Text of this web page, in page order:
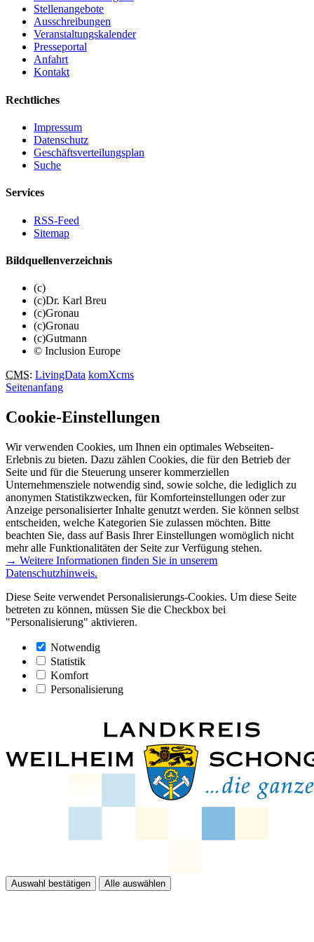
Stellenangebote
Ausschreibungen
Veranstaltungskalender
Presseportal
Anfahrt
Kontakt
Rechtliches
Impressum
Datenschutz
Geschäftsverteilungsplan
Suche
Services
RSS-Feed
Sitemap
Bildquellenverzeichnis
(c)
(c)Dr. Karl Breu
(c)Gronau
(c)Gronau
(c)Gutmann
© Inclusion Europe
CMS: LivingData komXcms
Seitenanfang
Cookie-Einstellungen
Wir verwenden Cookies, um Ihnen ein optimales Webseiten-
Erlebnis zu bieten. Dazu zählen Cookies, die für den Betrieb der
Seite und für die Steuerung unserer kommerziellen
Unternehmensziele notwendig sind, sowie solche, die lediglich zu
anonymen Statistikzwecken, für Komforteinstellungen oder zur
Anzeige personalisierter Inhalte genutzt werden. Sie können selbst
entscheiden, welche Kategorien Sie zulassen möchten. Bitte
beachten Sie, dass auf Basis Ihrer Einstellungen womöglich nicht
mehr alle Funktionalitäten der Seite zur Verfügung stehen.
→ Weitere Informationen finden Sie in unserem
Datenschutzhinweis.
Diese Seite verwendet Personalisierungs-Cookies. Um diese Seite
betreten zu können, müssen Sie die Checkbox bei
"Personalisierung" aktivieren.
Notwendig
Statistik
Komfort
Personalisierung
Auswahl bestätigen Alle auswählen